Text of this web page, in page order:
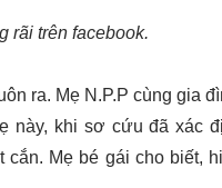
rãi trên facebook.
ra. Mẹ N.P.P cùng gia
này, khi sơ cứu đã xác
Mẹ bé gái cho biết,